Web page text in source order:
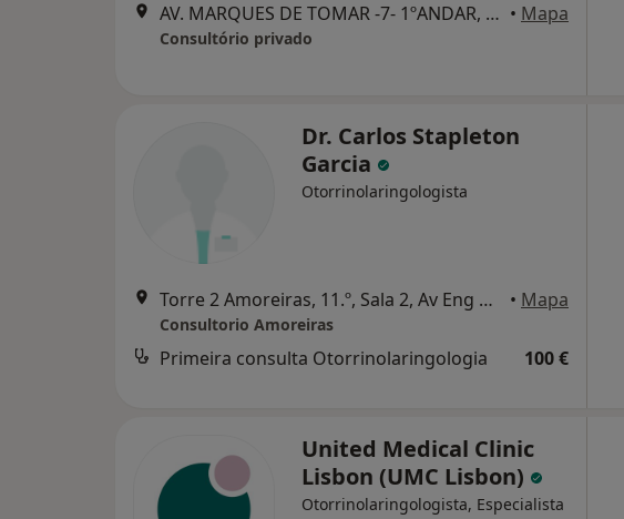
AV. MARQUES DE TOMAR -7- 1ºANDAR, Lisboa • Mapa
Consultório privado
Dr. Carlos Stapleton
Garcia
Otorrinolaringologista
Torre 2 Amoreiras, 11.º, Sala 2, Av Eng Duarte Pacheco, Lisboa • Mapa
Consultorio Amoreiras
Primeira consulta Otorrinolaringologia 100 €
United Medical Clinic
Lisbon (UMC Lisbon)
Otorrinolaringologista, Especialista